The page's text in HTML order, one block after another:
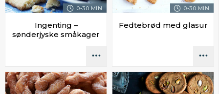
0-30 MIN.
Ingenting –
sønderjyske småkager
0-30 MIN.
Fedtebrød med glasur